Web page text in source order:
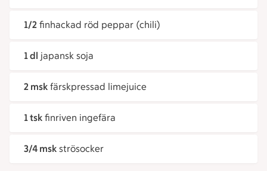
1/2 finhackad röd peppar (chili)
1 dl japansk soja
2 msk färskpressad limejuice
1 tsk finriven ingefära
3/4 msk strösocker